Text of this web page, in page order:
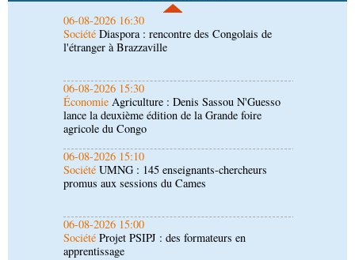
06-08-2026 15:30
ÉconomieAgriculture : Denis Sassou N'Guesso
lance la deuxième édition de la Grande foire
06-08-2026 15:10
SociétéUMNG : 145 enseignants-chercheurs
promus aux sessions du Cames
06-08-2026 15:00
Société Projet PSIPJ : des formateurs en
apprentissage
06-08-2026 15:00
Art-Culture-Média9e Grande rentrée littéraire de
Kinshasa : le Congo à l'honneur